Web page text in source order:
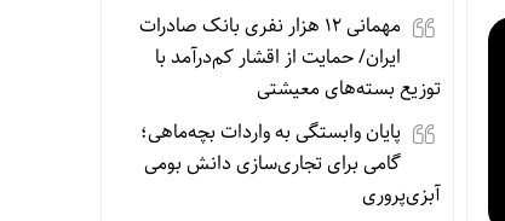
مهمانی ۱۲ هزار نفری بانک صادرات
ایران/ حمایت از اقشار کم‌درآمد با
توزیع بسته‌های معیشتی
پایان وابستگی به واردات بچه‌ماهی؛
گامی برای تجاری‌سازی دانش بومی
آبزی‌پروری